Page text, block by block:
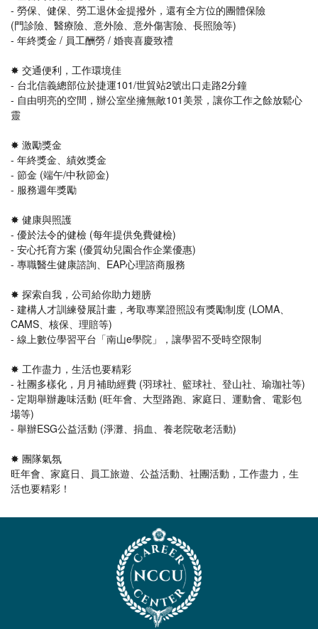
- 勞保、健保、勞工退休金提撥外，還有全方位的團體保險
(門診險、醫療險、意外險、意外傷害險、長照險等)
- 年終獎金 / 員工酬勞 / 婚喪喜慶致禮
✸ 交通便利，工作環境佳
- 台北信義總部位於捷運101/世貿站2號出口走路2分鐘
- 自由明亮的空間，辦公室坐擁無敵101美景，讓你工作之餘放鬆心
靈
✸ 激勵獎金
- 年終獎金、績效獎金
- 節金 (端午/中秋節金)
- 服務週年獎勵
✸ 健康與照護
- 優於法令的健檢 (每年提供免費健檢)
- 安心托育方案 (優質幼兒園合作企業優惠)
- 專職醫生健康諮詢、EAP心理諮商服務
✸ 探索自我，公司給你助力翅膀
- 建構人才訓練發展計畫，考取專業證照設有獎勵制度 (LOMA、
CAMS、核保、理賠等)
- 線上數位學習平台「南山e學院」，讓學習不受時空限制
✸ 工作盡力，生活也要精彩
- 社團多樣化，月月補助經費 (羽球社、籃球社、登山社、瑜珈社等)
- 定期舉辦趣味活動 (旺年會、大型路跑、家庭日、運動會、電影包
場等)
- 舉辦ESG公益活動 (淨灘、捐血、養老院敬老活動)
✸ 團隊氣氛
旺年會、家庭日、員工旅遊、公益活動、社團活動，工作盡力，生
活也要精彩！